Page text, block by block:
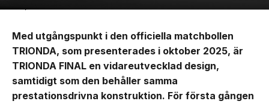
Med utgångspunkt i den officiella matchbollen
TRIONDA, som presenterades i oktober 2025, är
TRIONDA FINAL en vidareutvecklad design,
samtidigt som den behåller samma
prestationsdrivna konstruktion. För första gången